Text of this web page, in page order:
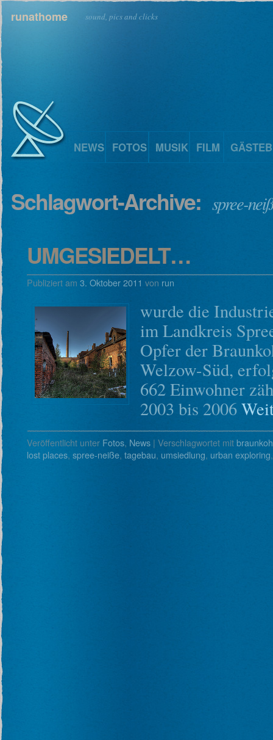
runathome sound, pics and clicks
NEWS FOTOS MUSIK FILM
Schlagwort-Archive: spree-
UMGESIEDELT…
Publiziert am 3. Oktober 2011 von run
wurde die
im Landkreis
Opfer der
Welzow-Süd,
662 Einwohner
2003 bis 2006
Veröffentlicht unter Fotos, News | Verschlagwortet mit
lost places, spree-neiße, tagebau, umsiedlung, urban exploring